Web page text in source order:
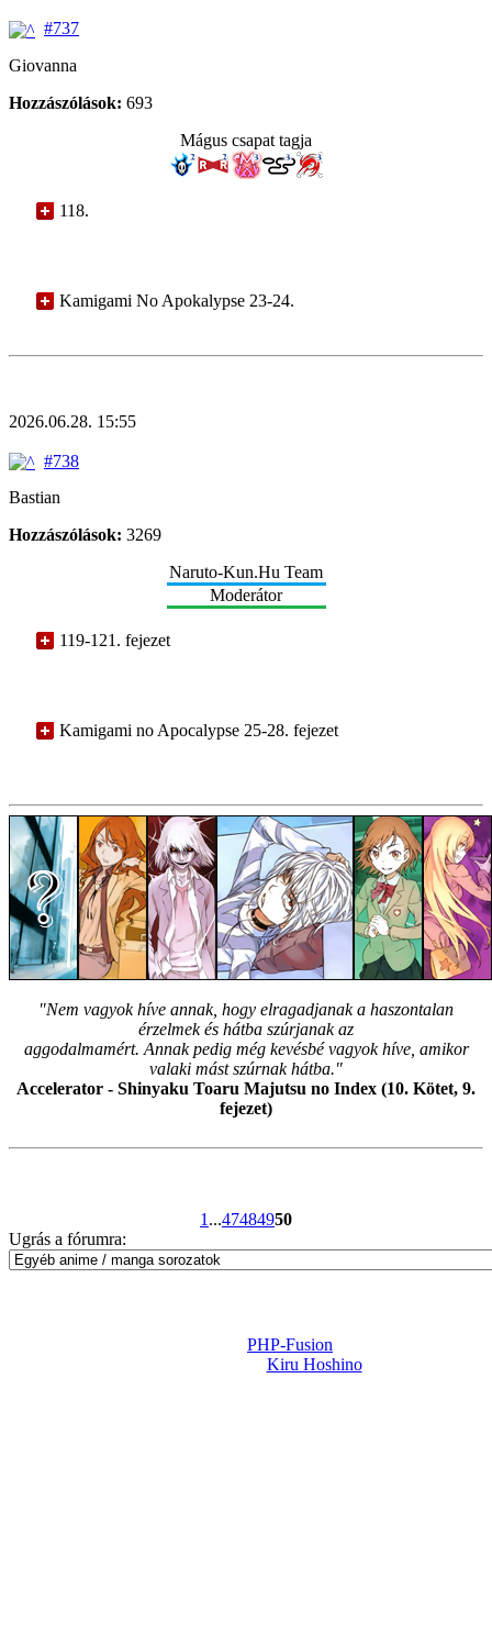
#737
Giovanna
Hozzászólások: 693
Mágus csapat tagja
118.
Kamigami No Apokalypse 23-24.
2026.06.28. 15:55
#738
Bastian
Hozzászólások: 3269
Naruto-Kun.Hu Team
Moderátor
119-121. fejezet
Kamigami no Apocalypse 25-28. fejezet
"Nem vagyok híve annak, hogy elragadjanak a haszontalan
érzelmek és hátba szúrjanak az
aggodalmamért. Annak pedig még kevésbé vagyok híve, amikor
valaki mást szúrnak hátba."
Accelerator - Shinyaku Toaru Majutsu no Index (10. Kötet, 9.
fejezet)
1 ...47484950
Ugrás a fórumra:
PHP-Fusion
Kiru Hoshino